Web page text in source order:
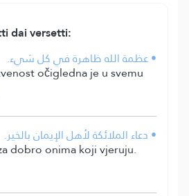
dai versetti:
• عظمة الله ظاهرة في كل شيء.
očigledna je u svemu
• دعاء الملائكة لأهل الإيمان بالخير.
dobro onima koji vjeruju.